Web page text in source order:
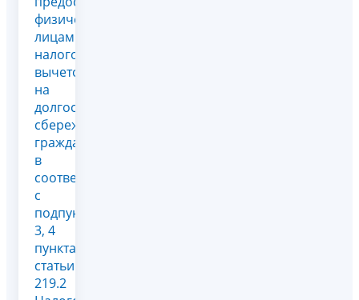
физическим
лицам
налоговых
вычетов
на
долгосрочные
сбережения
граждан
в
соответствии
с
подпунктами
3, 4
пункта 1
статьи
219.2